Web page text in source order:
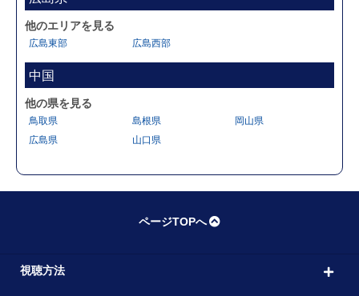
他のエリアを見る
広島東部 広島西部
中国
他の県を見る
鳥取県 島根県
岡山県
広島県
山口県
ページTOPへ
視聴方法